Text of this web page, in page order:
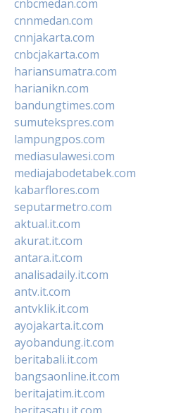
cnbcmedan.com
cnnmedan.com
cnnjakarta.com
cnbcjakarta.com
hariansumatra.com
harianikn.com
bandungtimes.com
sumutekspres.com
lampungpos.com
mediasulawesi.com
mediajabodetabek.com
kabarflores.com
seputarmetro.com
aktual.it.com
akurat.it.com
antara.it.com
analisadaily.it.com
antv.it.com
antvklik.it.com
ayojakarta.it.com
ayobandung.it.com
beritabali.it.com
bangsaonline.it.com
beritajatim.it.com